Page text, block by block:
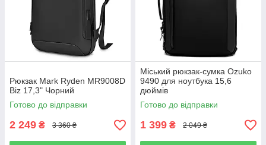
Рюкзак Mark Ryden MR9008D
Biz 17,3" Чорний
Готово до відправки
2 249 ₴ 3 360 ₴
Міський рюкзак-сумка Ozuko
9490 для ноутбука 15,6
дюймів
Готово до відправки
1 399 ₴ 2 049 ₴